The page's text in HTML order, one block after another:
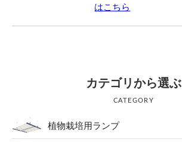
はこちら
カテゴリから選ぶ
CATEGORY
植物栽培用ランプ